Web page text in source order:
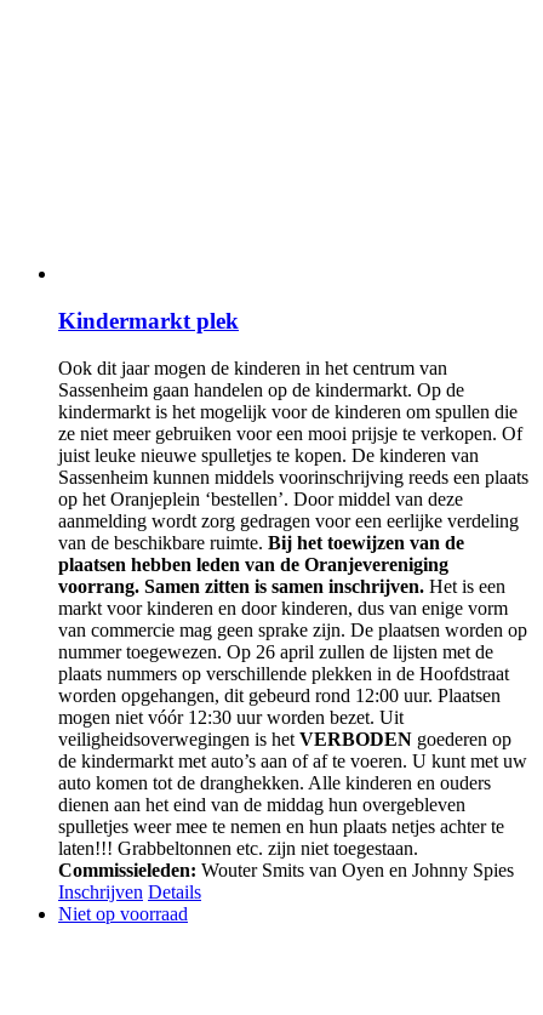
Kindermarkt plek
Ook dit jaar mogen de kinderen in het centrum van
Sassenheim gaan handelen op de kindermarkt. Op de
kindermarkt is het mogelijk voor de kinderen om spullen die
ze niet meer gebruiken voor een mooi prijsje te verkopen. Of
juist leuke nieuwe spulletjes te kopen. De kinderen van
Sassenheim kunnen middels voorinschrijving reeds een plaats
op het Oranjeplein ‘bestellen’. Door middel van deze
aanmelding wordt zorg gedragen voor een eerlijke verdeling
van de beschikbare ruimte. Bij het toewijzen van de
plaatsen hebben leden van de Oranjevereniging
voorrang. Samen zitten is samen inschrijven. Het is een
markt voor kinderen en door kinderen, dus van enige vorm
van commercie mag geen sprake zijn. De plaatsen worden op
nummer toegewezen. Op 26 april zullen de lijsten met de
plaats nummers op verschillende plekken in de Hoofdstraat
worden opgehangen, dit gebeurd rond 12:00 uur. Plaatsen
mogen niet vóór 12:30 uur worden bezet. Uit
veiligheidsoverwegingen is het VERBODEN goederen op
de kindermarkt met auto’s aan of af te voeren. U kunt met uw
auto komen tot de dranghekken. Alle kinderen en ouders
dienen aan het eind van de middag hun overgebleven
spulletjes weer mee te nemen en hun plaats netjes achter te
laten!!! Grabbeltonnen etc. zijn niet toegestaan.
Commissieleden: Wouter Smits van Oyen en Johnny Spies
Inschrijven Details
Niet op voorraad